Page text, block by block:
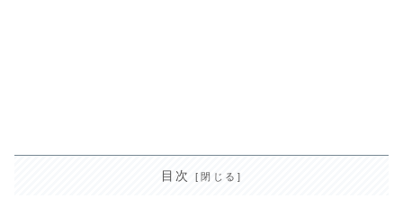
目次